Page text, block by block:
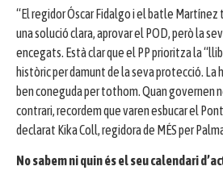
“El regidor Óscar Fidalgo i el batle Martínez
una solució clara, aprovar el POD, però la
encegats. Està clar que el PP prioritza la
històric per damunt de la seva protecció. La
ben coneguda per tothom. Quan governen
contrari, recordem que varen esbucar el
declarat Kika Coll, regidora de MÉS per
No sabem ni quin és el seu calendari